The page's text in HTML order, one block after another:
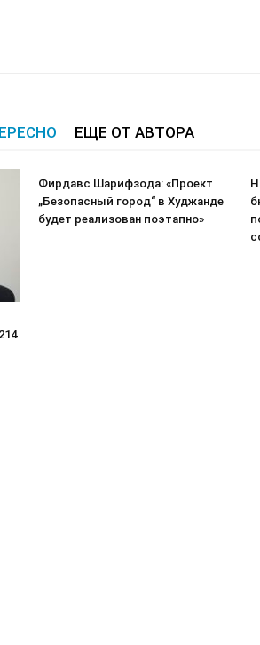
ЕЩЕ ОТ АВТОРА
Фирдавс Шарифзода: «Проект
„Безопасный город“ в Худжанде
будет реализован поэтапно»